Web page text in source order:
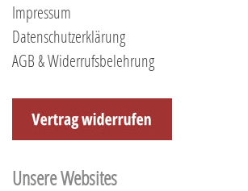
Impressum
Datenschutzerklärung
AGB & Widerrufsbelehrung
Unsere Websites